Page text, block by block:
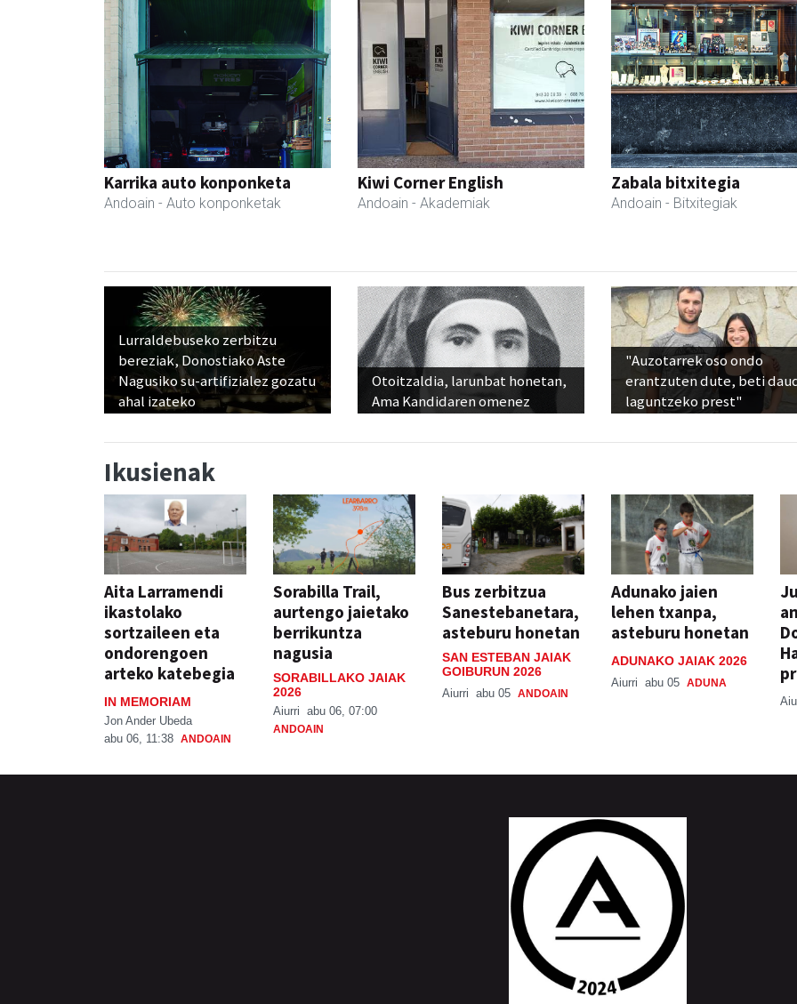
Karrika auto konponketa
Andoain - Auto konponketak
Kiwi Corner English
Andoain - Akademiak
Zabala bitxitegia
Andoain - Bitxitegiak
Lurraldebuseko zerbitzu
bereziak, Donostiako Aste
Nagusiko su-artifizialez gozatu
ahal izateko
Otoitzaldia, larunbat honetan,
Ama Kandidaren omenez
"Auzotarrek oso ondo
erantzuten dute, beti
laguntzeko prest"
Ikusienak
Aita Larramendi
ikastolako
sortzaileen eta
ondorengoen
arteko katebegia
IN MEMORIAM
Jon Ander Ubeda
abu 06, 11:38 ANDOAIN
Sorabilla Trail,
aurtengo jaietako
berrikuntza
nagusia
SORABILLAKO JAIAK
2026
Aiurri abu 06, 07:00
ANDOAIN
Bus zerbitzua
Sanestebanetara,
asteburu honetan
SAN ESTEBAN JAIAK
GOIBURUN 2026
Aiurri abu 05 ANDOAIN
Adunako jaien
lehen txanpa,
asteburu honetan
ADUNAKO JAIAK 2026
Aiurri abu 05 ADUNA